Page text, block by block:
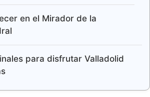
en el Mirador de la
para disfrutar Valladolid